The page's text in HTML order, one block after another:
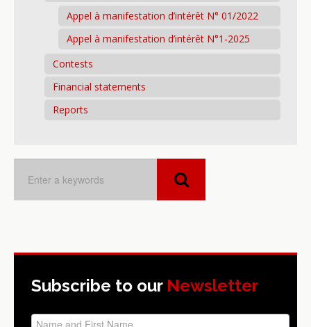
Appel à manifestation d’intérêt N° 01/2022
Appel à manifestation d’intérêt N°1-2025
Contests
Financial statements
Reports
Subscribe to our Newsletter